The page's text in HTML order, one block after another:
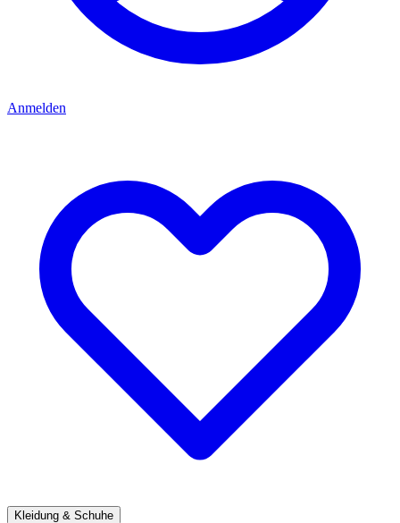
Anmelden
Kleidung & Schuhe